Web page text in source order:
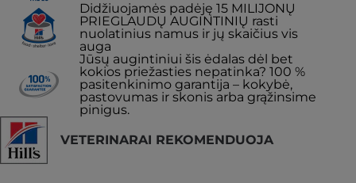
Didžiuojamės padėję 15 MILIJONŲ
PRIEGLAUDŲ AUGINTINIŲ rasti
nuolatinius namus ir jų skaičius vis
auga
Jūsų augintiniui šis ėdalas dėl bet
kokios priežasties nepatinka? 100 %
pasitenkinimo garantija – kokybė,
pastovumas ir skonis arba grąžinsime
pinigus.
VETERINARAI REKOMENDUOJA